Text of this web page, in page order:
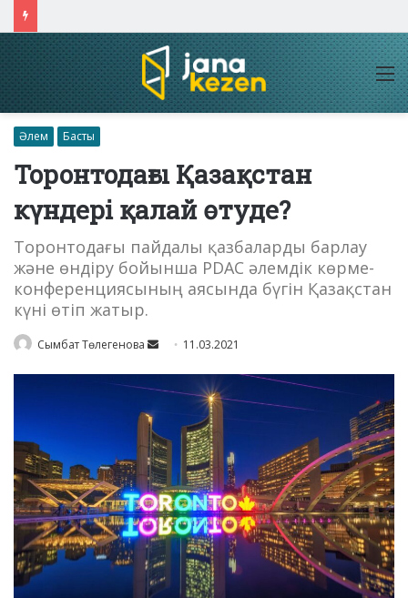
Әлем Басты
Торонтодағы Қазақстан
күндері қалай өтуде?
Торонтодағы пайдалы қазбаларды барлау
және өндіру бойынша PDAC әлемдік көрме-
конференциясының аясында бүгін Қазақстан
күні өтіп жатыр.
Сымбат Төлегенова
Send
email
11.03.2021